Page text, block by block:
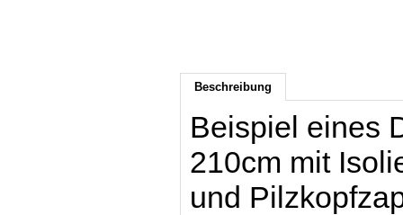
Beschreibung
Beispiel eines
210cm mit
und